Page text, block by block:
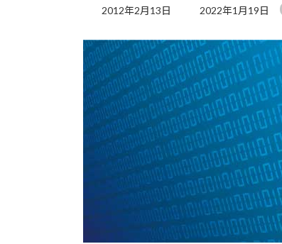
2012年2月13日
最
新
日
時
:
2022年1月19日